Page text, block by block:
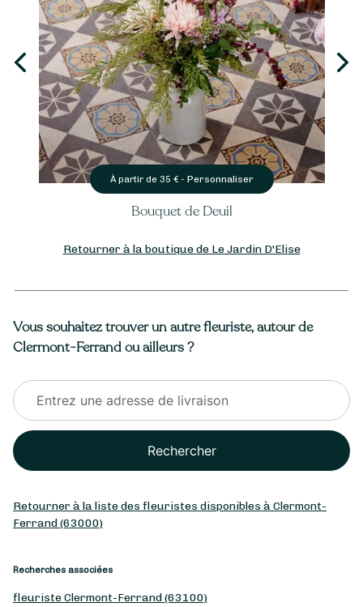
À partir de 35 € - Personnaliser
Bouquet de Deuil
Retourner à la boutique de Le Jardin D'Elise
Vous souhaitez trouver un autre fleuriste, autour de
Clermont-Ferrand ou ailleurs ?
Rechercher
Retourner à la liste des fleuristes disponibles à Clermont-
Ferrand (63000)
Recherches associées
fleuriste Clermont-Ferrand (63100)